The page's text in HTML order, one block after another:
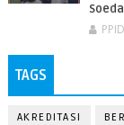
TAGS
AKREDITASI